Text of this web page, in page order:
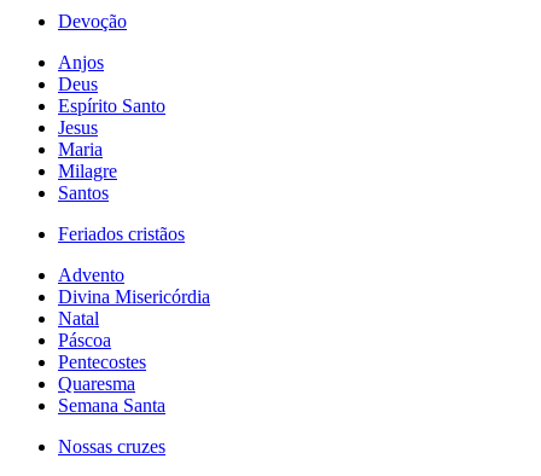
Devoção
Anjos
Deus
Espírito Santo
Jesus
Maria
Milagre
Santos
Feriados cristãos
Advento
Divina Misericórdia
Natal
Páscoa
Pentecostes
Quaresma
Semana Santa
Nossas cruzes